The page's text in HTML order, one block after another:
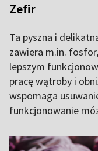
Zefir
Ta pyszna i
zawiera m.in.
lepszym
pracę wątroby i
wspomaga
funkcjonowanie